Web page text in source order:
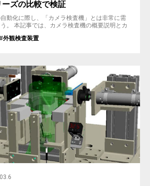
ズの比較で検証
動化に際し、「カメラ検査機」とは非常に需
。 本記事では、カメラ検査機の概要説明とカ
するカメラは「画像センサ・画像判別セン
#外観検査装置